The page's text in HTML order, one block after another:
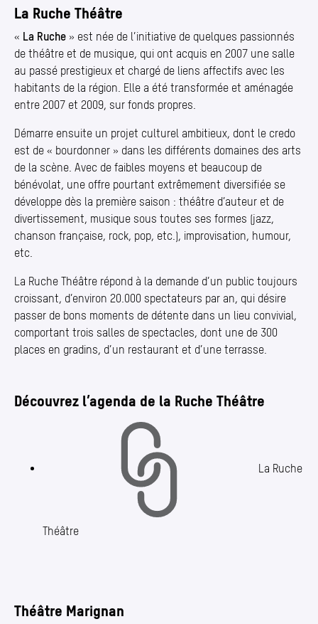
La Ruche Théâtre
« La Ruche » est née de l’initiative de quelques passionnés
de théâtre et de musique, qui ont acquis en 2007 une salle
au passé prestigieux et chargé de liens affectifs avec les
habitants de la région. Elle a été transformée et aménagée
entre 2007 et 2009, sur fonds propres.
Démarre ensuite un projet culturel ambitieux, dont le credo
est de « bourdonner » dans les différents domaines des arts
de la scène. Avec de faibles moyens et beaucoup de
bénévolat, une offre pourtant extrêmement diversifiée se
développe dès la première saison : théâtre d’auteur et de
divertissement, musique sous toutes ses formes (jazz,
chanson française, rock, pop, etc.), improvisation, humour,
etc.
La Ruche Théâtre répond à la demande d’un public toujours
croissant, d’environ 20.000 spectateurs par an, qui désire
passer de bons moments de détente dans un lieu convivial,
comportant trois salles de spectacles, dont une de 300
places en gradins, d’un restaurant et d’une terrasse.
Découvrez l’agenda de la Ruche Théâtre
La Ruche
Théâtre
Théâtre Marignan